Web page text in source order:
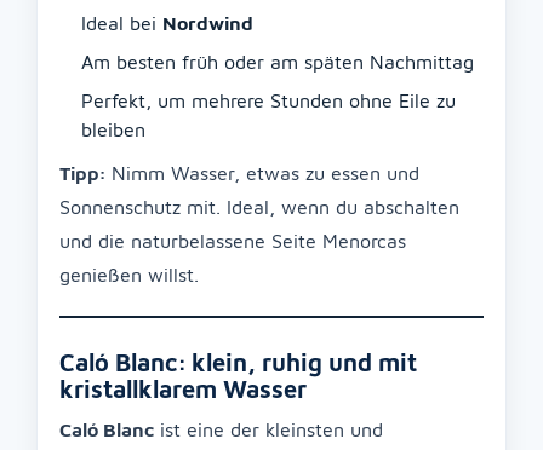
Ideal bei Nordwind
Am besten früh oder am späten Nachmittag
Perfekt, um mehrere Stunden ohne Eile zu
bleiben
Tipp: Nimm Wasser, etwas zu essen und
Sonnenschutz mit. Ideal, wenn du abschalten
und die naturbelassene Seite Menorcas
genießen willst.
Caló Blanc: klein, ruhig und mit
kristallklarem Wasser
Caló Blanc ist eine der kleinsten und